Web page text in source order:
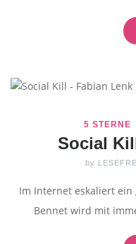
5 STERNE
Social
by
Im Internet eskaliert ein
Bennet wird mit